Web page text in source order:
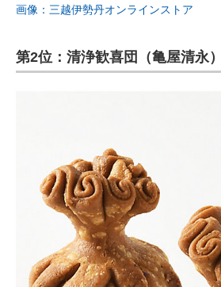
画像：三越伊勢丹オンラインストア
第2位：清浄歓喜団（亀屋清永）